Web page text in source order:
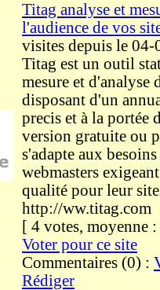
Titag analyse et
l'audience de vos
visites depuis le 04-
Titag est un outil
mesure et d'analyse
disposant d'un
precis et à la portée
version gratuite ou
s'adapte aux besoins
webmasters
qualité pour leur
http://ww.titag.com
[ 4 votes,
Voter pour ce site
Commentaires (0) :
Rédiger